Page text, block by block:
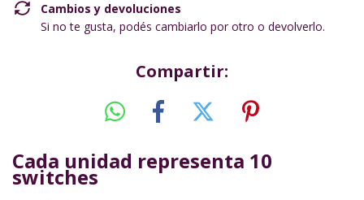
Cambios y devoluciones
Si no te gusta, podés cambiarlo por otro o devolverlo.
Compartir:
Cada unidad representa 10
switches